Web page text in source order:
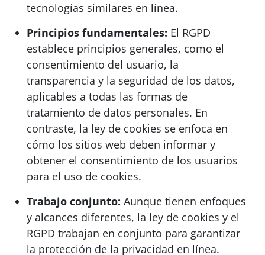
tecnologías similares en línea.
Principios fundamentales: El RGPD
establece principios generales, como el
consentimiento del usuario, la
transparencia y la seguridad de los datos,
aplicables a todas las formas de
tratamiento de datos personales. En
contraste, la ley de cookies se enfoca en
cómo los sitios web deben informar y
obtener el consentimiento de los usuarios
para el uso de cookies.
Trabajo conjunto: Aunque tienen enfoques
y alcances diferentes, la ley de cookies y el
RGPD trabajan en conjunto para garantizar
la protección de la privacidad en línea.